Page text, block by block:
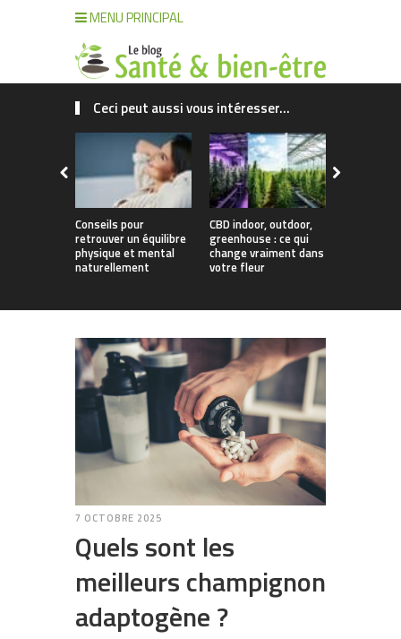
MENU PRINCIPAL
Ceci peut aussi vous intéresser...
Conseils pour
retrouver un équilibre
physique et mental
naturellement
CBD indoor, outdoor,
greenhouse : ce qui
change vraiment dans
votre fleur
7 OCTOBRE 2025
Quels sont les
meilleurs champignon
adaptogène ?